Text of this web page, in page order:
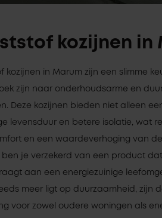
kozijnen in
kozijnen in Marum zijn een slimme
zijn naar onderhoudsarme en
Deze kozijnen bieden niet alleen
levensduur en betere isolatie, wat
en een waardeverhoging van
ben je verzekerd van een product
aan een energiezuinige
meer ligt op duurzaamheid, zijn
voor zowel oudere woningen als